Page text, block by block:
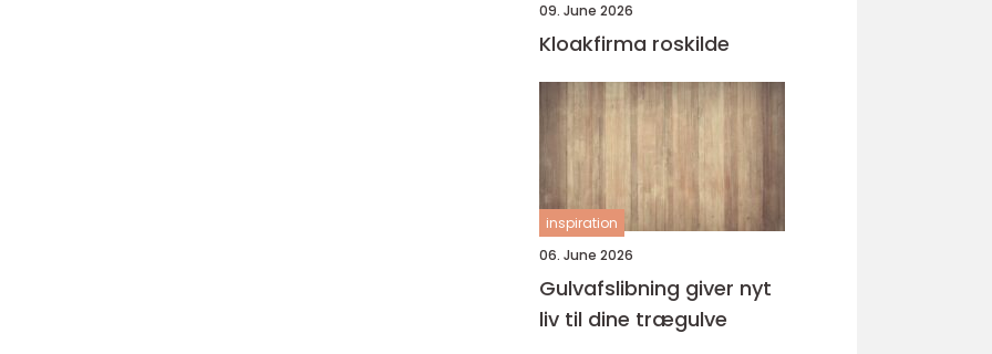
09. June 2026
Kloakfirma roskilde
inspiration
06. June 2026
Gulvafslibning giver nyt
liv til dine trægulve